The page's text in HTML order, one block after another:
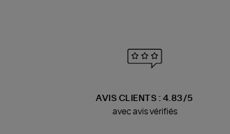
AVIS CLIENTS : 4.83/5
avec avis vérifiés